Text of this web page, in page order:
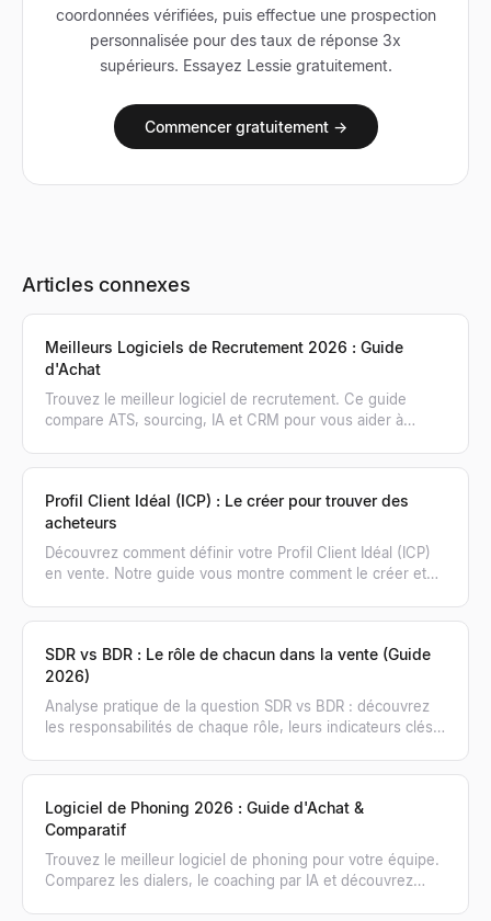
coordonnées vérifiées, puis effectue une prospection
personnalisée pour des taux de réponse 3x
supérieurs. Essayez Lessie gratuitement.
Commencer gratuitement →
Articles connexes
Meilleurs Logiciels de Recrutement 2026 : Guide
d'Achat
Trouvez le meilleur logiciel de recrutement. Ce guide
compare ATS, sourcing, IA et CRM pour vous aider à
Profil Client Idéal (ICP) : Le créer pour trouver des
acheteurs
Découvrez comment définir votre Profil Client Idéal (ICP)
en vente. Notre guide vous montre comment le créer et
SDR vs BDR : Le rôle de chacun dans la vente (Guide
2026)
Analyse pratique de la question SDR vs BDR : découvrez
les responsabilités de chaque rôle, leurs indicateurs clés
Logiciel de Phoning 2026 : Guide d'Achat &
Comparatif
Trouvez le meilleur logiciel de phoning pour votre équipe.
Comparez les dialers, le coaching par IA et découvrez